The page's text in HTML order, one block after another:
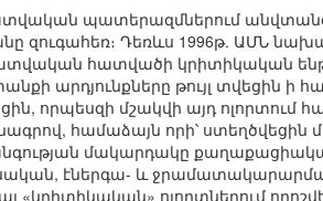
պատերազմներում
զուգահեռ։ Դեռևս 1996թ. ԱՄՆ
հատվածի կրիտիկական
արդյունքները թույլ տվեցին ի
որպեսզի մշակվի այդ
համաձայն որի՝
մակարդակը
էներգա- և
«կրիտիկական» ոլորտներում